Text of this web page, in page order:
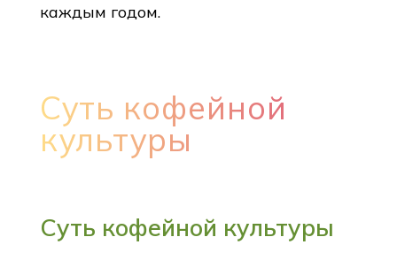
каждым годом.
Суть кофейной
культуры
Суть кофейной культуры